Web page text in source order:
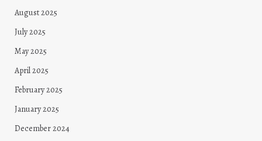
August 2025
July 2025
May 2025
April 2025
February 2025
January 2025
December 2024